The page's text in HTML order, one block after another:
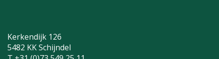
Kerkendijk 126
5482 KK Schijndel